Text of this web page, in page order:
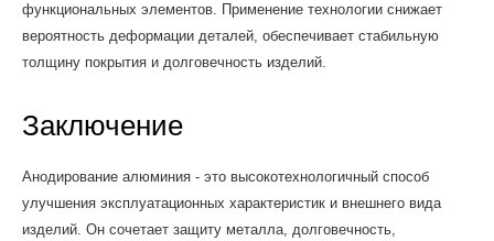
функциональных элементов. Применение технологии снижает
вероятность деформации деталей, обеспечивает стабильную
толщину покрытия и долговечность изделий.
Заключение
Анодирование алюминия - это высокотехнологичный способ
улучшения эксплуатационных характеристик и внешнего вида
изделий. Он сочетает защиту металла, долговечность,